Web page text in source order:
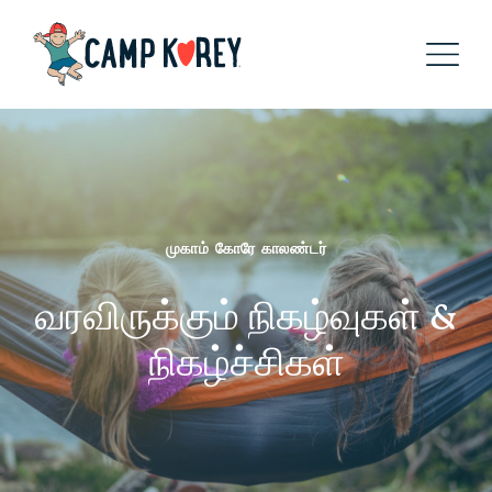
முகாம் கோரே காலண்டர்
வரவிருக்கும் நிகழ்வுகள் &
நிகழ்ச்சிகள்